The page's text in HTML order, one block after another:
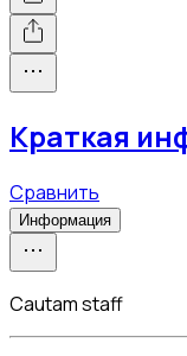
Краткая
Сравнить
Информация
Cautam staff